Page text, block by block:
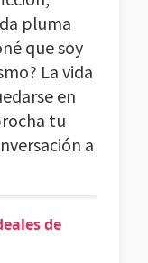
pluma
que soy
La vida
en
tu
a
de